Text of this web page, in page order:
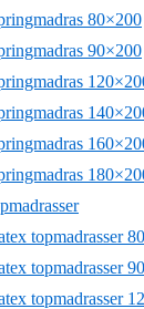
80×200
90×200
topmadrasser
topmadrasser
topmadrasser